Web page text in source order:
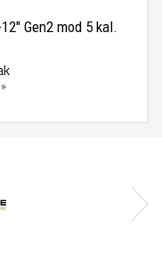
Gen2 mod 5 kal.